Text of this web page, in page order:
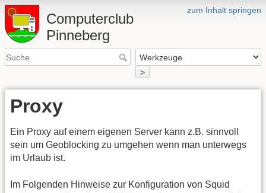
zum Inhalt springen
Computerclub
Pinneberg
>
Proxy
Ein Proxy auf einem eigenen Server kann z.B. sinnvoll
sein um Geoblocking zu umgehen wenn man unterwegs
im Urlaub ist.
Im Folgenden Hinweise zur Konfiguration von Squid